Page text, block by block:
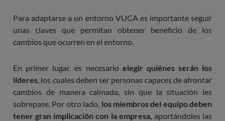
Para adaptarse a un entorno VUCA es importante seguir
unas claves que permitan obtener beneficio de los
cambios que ocurren en el entorno.
En primer lugar, es necesario elegir quiénes serán los
líderes , los cuales deben ser personas capaces de afrontar
cambios de manera calmada, sin que la situación les
sobrepase. Por otro lado, los miembros del equipo deben
tener gran implicación con la empresa, aportándoles las